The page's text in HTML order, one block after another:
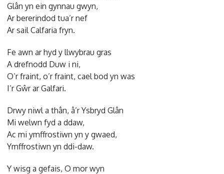
Glân yn ein gynnau gwyn,
Ar bererindod tua’r nef
Ar sail Calfaria fryn.
Fe awn ar hyd y llwybrau gras
A drefnodd Duw i ni,
O’r fraint, o’r fraint, cael bod yn was
I’r Gŵr ar Galfari.
Drwy niwl a thân, â’r Ysbryd Glân
Mi welwn fyd a ddaw,
Ac mi ymffrostiwn yn y gwaed,
Ymffrostiwn yn ddi-daw.
Y wisg a gefais, O mor wyn